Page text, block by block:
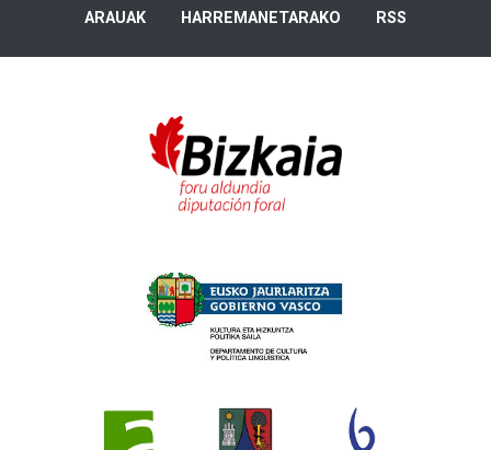
ARAUAK HARREMANETARAKO RSS